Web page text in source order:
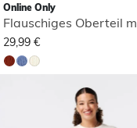
Online Only
29,99 €